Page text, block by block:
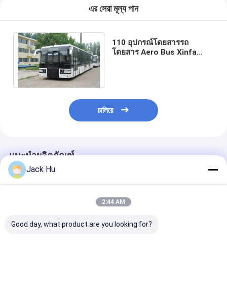
এর সেরা মূল্য পান
110 อุปกรณ์โดยสารรถ
โดยสาร Aero Bus Xinfa
চালিয়ে
แนะนำผลิตภัณฑ์
Jack Hu
2:44 AM
Good day, what product are you looking for?